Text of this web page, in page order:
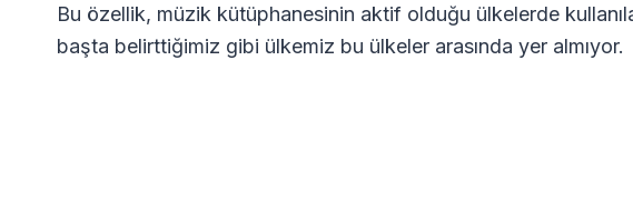
Bu özellik, müzik kütüphanesinin aktif olduğu ülkelerde
başta belirttiğimiz gibi ülkemiz bu ülkeler arasında yer almıyor.